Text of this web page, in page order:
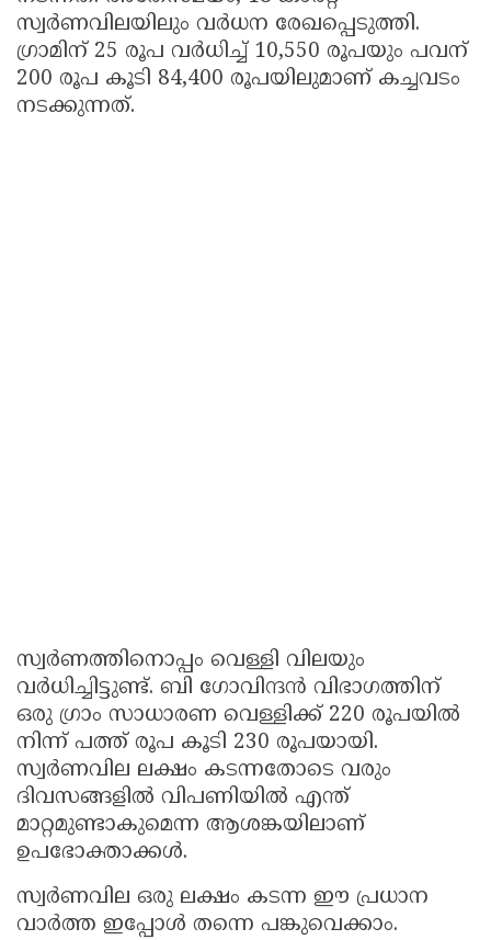
സ്വർണവിലയിലും വർധന രേഖപ്പെടുത്തി.
ഗ്രാമിന് 25 രൂപ വർധിച്ച് 10,550 രൂപയും പവന്
200 രൂപ കൂടി 84,400 രൂപയിലുമാണ് കച്ചവടം
നടക്കുന്നത്.
സ്വർണത്തിനൊപ്പം വെള്ളി വിലയും
വർധിച്ചിട്ടുണ്ട്. ബി ഗോവിന്ദൻ വിഭാഗത്തിന്
ഒരു ഗ്രാം സാധാരണ വെള്ളിക്ക് 220 രൂപയിൽ
നിന്ന് പത്ത് രൂപ കൂടി 230 രൂപയായി.
സ്വർണവില ലക്ഷം കടന്നതോടെ വരും
ദിവസങ്ങളിൽ വിപണിയിൽ എന്ത്
മാറ്റമുണ്ടാകുമെന്ന ആശങ്കയിലാണ്
ഉപഭോക്താക്കൾ.
സ്വർണവില ഒരു ലക്ഷം കടന്ന ഈ പ്രധാന
വാർത്ത ഇപ്പോൾ തന്നെ പങ്കുവെക്കാം.